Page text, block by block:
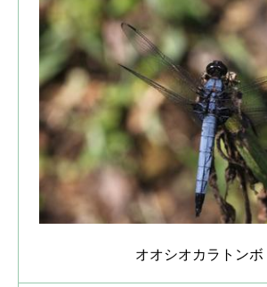
オオシオカラトンボ